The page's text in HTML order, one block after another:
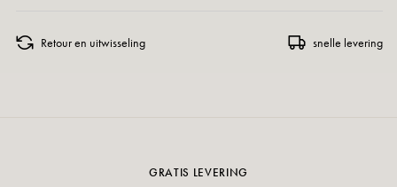
Retour en uitwisseling snelle levering
GRATIS LEVERING